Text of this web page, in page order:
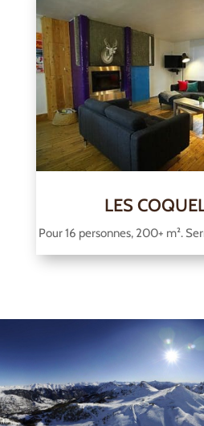
LES
Pour 16 personnes, 200+ m².